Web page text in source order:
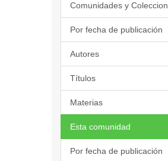
Comunidades y
Por fecha de publicación
Autores
Títulos
Materias
Esta comunidad
Por fecha de publicación